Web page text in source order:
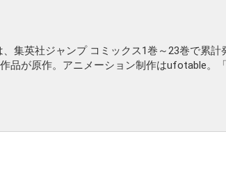
集英社ジャンプ コミックス1巻～23巻で累計
品が原作。アニメーション制作はufotable。「
していた「柱稽古編」最終話の放送後に、『